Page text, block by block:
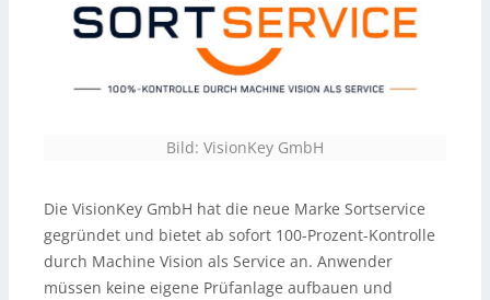
Bild: VisionKey GmbH
Die VisionKey GmbH hat die neue Marke Sortservice
gegründet und bietet ab sofort 100-Prozent-Kontrolle
durch Machine Vision als Service an. Anwender
müssen keine eigene Prüfanlage aufbauen und